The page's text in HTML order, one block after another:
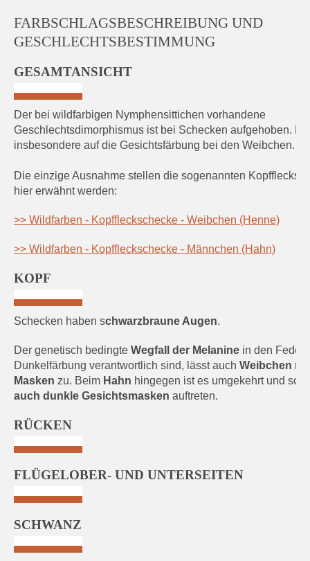
FARBSCHLAGSBESCHREIBUNG UND
GESCHLECHTSBESTIMMUNG
GESAMTANSICHT
Der bei wildfarbigen Nymphensittichen vorhandene
Geschlechtsdimorphismus ist bei Schecken aufgehoben.
insbesondere auf die Gesichtsfärbung bei den Weibchen.
Die einzige Ausnahme stellen die sogenannten
hier erwähnt werden:
>> Wildfarben - Kopffleckschecke - Weibchen (Henne)
>> Wildfarben - Kopffleckschecke - Männchen (Hahn)
KOPF
Schecken haben schwarzbraune Augen.
Der genetisch bedingte Wegfall der Melanine in den
Dunkelfärbung verantwortlich sind, lässt auch Weibchen
Masken zu. Beim Hahn hingegen ist es umgekehrt und so
auch dunkle Gesichtsmasken auftreten.
RÜCKEN
FLÜGELOBER- UND UNTERSEITEN
SCHWANZ